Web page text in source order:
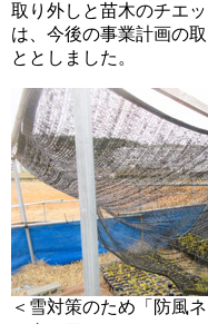
取り外しと苗木のチエ
は、今後の事業計画の
ととしました。
＜雪対策のため「防風